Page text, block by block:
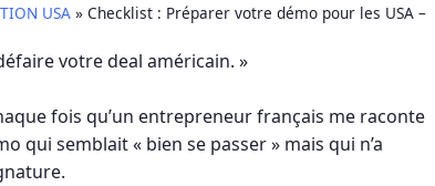
USA» Checklist : Préparer votre démo pour les USA –
votre deal américain. »
fois qu’un entrepreneur français me raconte
qui semblait « bien se passer » mais qui n’a